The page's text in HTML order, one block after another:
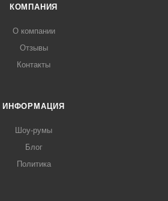
КОМПАНИЯ
О компании
Отзывы
Контакты
ИНФОРМАЦИЯ
Шоу-румы
Блог
Политика